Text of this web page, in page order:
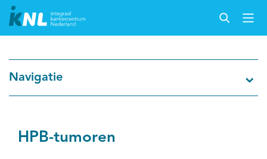
Cijfers over kanker
Navigatie
HPB-tumoren